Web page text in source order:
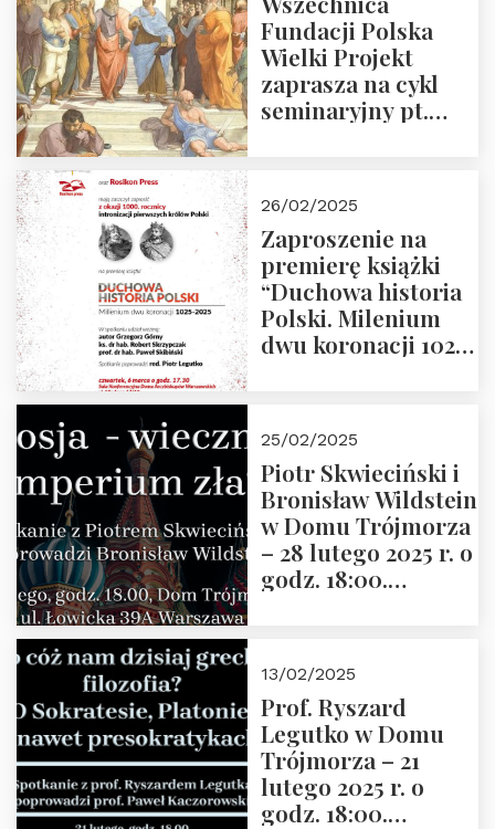
Fundacji Polska
Wielki Projekt
zaprasza na cykl
seminaryjny pt.
26/02/2025
Zaproszenie na
premierę książki
“Duchowa historia
Polski. Milenium
dwu koronacji 1025-
2025 r. godz. 17:30,
DAW ul. Miodowa
17/19
25/02/2025
Piotr Skwieciński i
Bronisław Wildstein
w Domu Trójmorza
– 28 lutego 2025 r. o
godz. 18:00.
13/02/2025
Prof. Ryszard
Legutko w Domu
Trójmorza – 21
lutego 2025 r. o
godz. 18:00.